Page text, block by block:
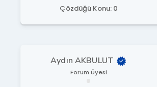
Çözdüğü Konu: 0
Aydın AKBULUT
Forum Üyesi